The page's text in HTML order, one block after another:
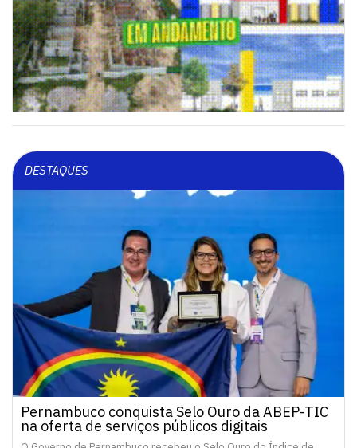
DESTAQUES
Pernambuco conquista Selo Ouro da ABEP-TIC
na oferta de serviços públicos digitais